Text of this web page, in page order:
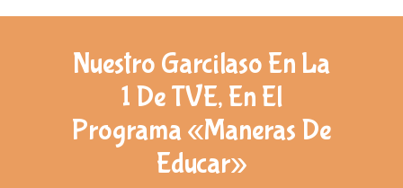
Nuestro Garcilaso En La
1 De TVE, En El
Programa «Maneras De
Educar»